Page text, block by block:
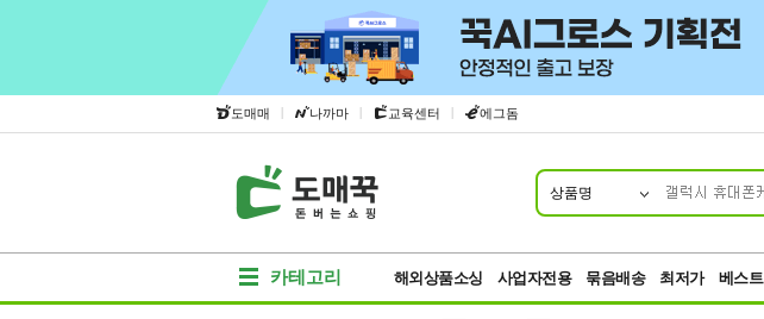
도매매 | 나까마 | 교육센터 | 에그돔
상품명
카테고리 해외상품소싱 사업자전용 묶음배송 최저가 베스트